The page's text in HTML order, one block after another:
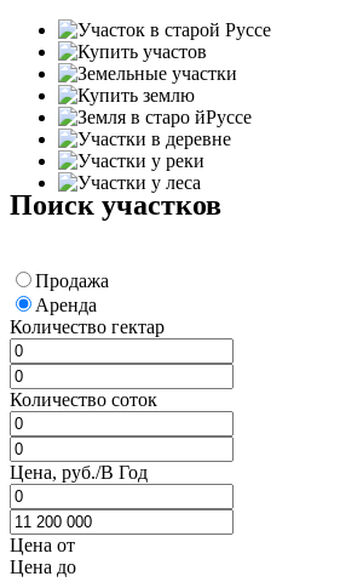
Поиск участков
Продажа
Аренда
Количество гектар
Количество соток
Цена, руб./В Год
Цена от
Цена до